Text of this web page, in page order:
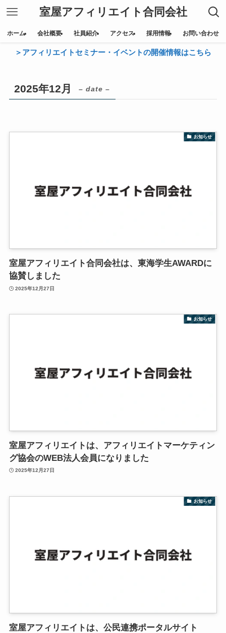
室屋アフィリエイト合同会社
ホーム 会社概要 社員紹介 アクセス 採用情報 お問い合わせ
＞アフィリエイトセミナー・イベントの開催情報はこちら
2025年12月 – date –
お知らせ
室屋アフィリエイト合同会社は、東海学生AWARDに
協賛しました
2025年12月27日
お知らせ
室屋アフィリエイトは、アフィリエイトマーケティン
グ協会のWEB法人会員になりました
2025年12月27日
お知らせ
室屋アフィリエイトは、公民連携ポータルサイト